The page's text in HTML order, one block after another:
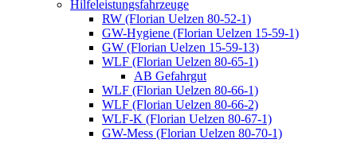
Hilfeleistungsfahrzeuge
RW (Florian Uelzen 80-52-1)
GW-Hygiene (Florian Uelzen 15-59-1)
GW (Florian Uelzen 15-59-13)
WLF (Florian Uelzen 80-65-1)
AB Gefahrgut
WLF (Florian Uelzen 80-66-1)
WLF (Florian Uelzen 80-66-2)
WLF-K (Florian Uelzen 80-67-1)
GW-Mess (Florian Uelzen 80-70-1)